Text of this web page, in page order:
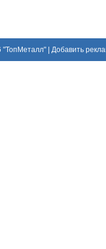
"ТопМеталл"| Добавить